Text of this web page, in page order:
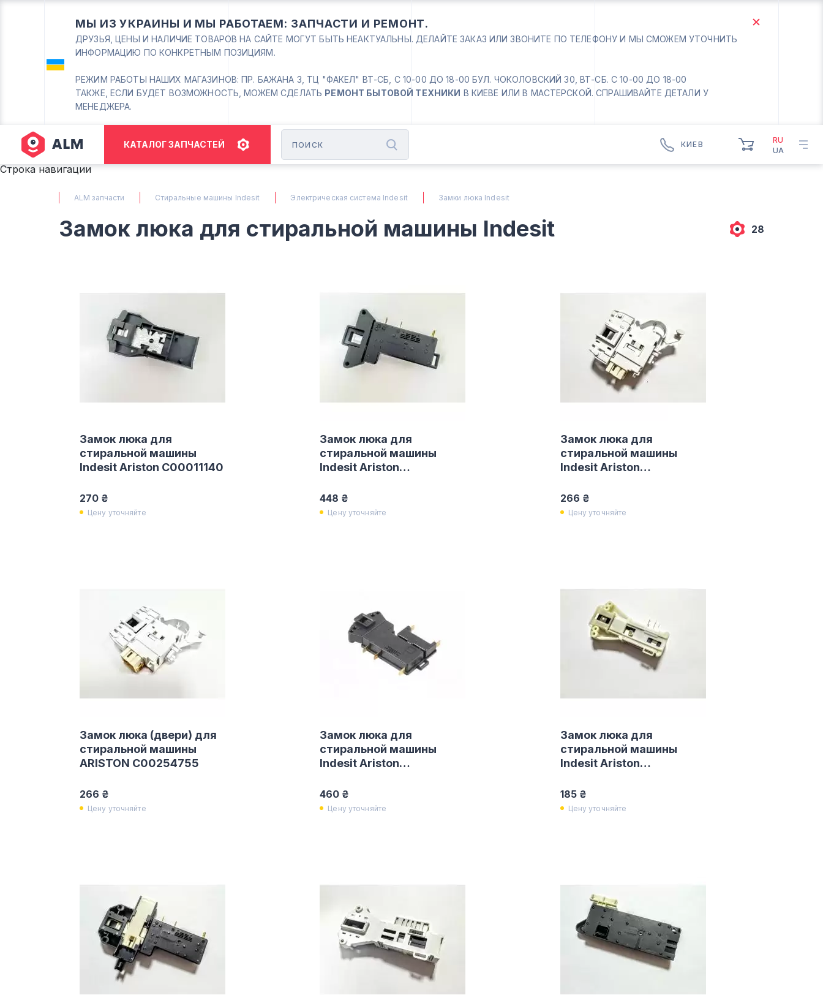
МЫ ИЗ УКРАИНЫ И МЫ РАБОТАЕМ: ЗАПЧАСТИ И РЕМОНТ.
ДРУЗЬЯ, ЦЕНЫ И НАЛИЧИЕ ТОВАРОВ НА САЙТЕ МОГУТ БЫТЬ НЕАКТУАЛЬНЫ. ДЕЛАЙТЕ ЗАКАЗ ИЛИ ЗВОНИТЕ ПО ТЕЛЕФОНУ И МЫ СМОЖЕМ УТОЧНИТЬ
ИНФОРМАЦИЮ ПО КОНКРЕТНЫМ ПОЗИЦИЯМ.
РЕЖИМ РАБОТЫ НАШИХ МАГАЗИНОВ: ПР. БАЖАНА 3, ТЦ "ФАКЕЛ" ВТ-СБ, С 10-00 ДО 18-00 БУЛ. ЧОКОЛОВСКИЙ 30, ВТ-СБ. С 10-00 ДО 18-00
ТАКЖЕ, ЕСЛИ БУДЕТ ВОЗМОЖНОСТЬ, МОЖЕМ СДЕЛАТЬ РЕМОНТ БЫТОВОЙ ТЕХНИКИ В КИЕВЕ ИЛИ В МАСТЕРСКОЙ. СПРАШИВАЙТЕ ДЕТАЛИ У
МЕНЕДЖЕРА.
КАТАЛОГ ЗАПЧАСТЕЙ КИЕВ
(044) 223 32 81
КАРТА
М. ХАРЬКОВСКАЯ - ВТ-СБ,
С 10-00 ДО 18-00
(067) 385 27 70
(063) 527 27 00
RU
UA
Строка навигации
ALM запчасти Стиральные машины Indesit Электрическая система Indesit Замки люка Indesit
Замок люка для стиральной машины Indesit 28
Замок люка для
стиральной машины
Indesit Ariston C00011140
270 ₴
Цену уточняйте
Замок люка для
стиральной машины
Indesit Ariston
448 ₴
Цену уточняйте
Замок люка для
стиральной машины
Indesit Ariston
266 ₴
Цену уточняйте
Замок люка (двери) для
стиральной машины
ARISTON C00254755
266 ₴
Цену уточняйте
Замок люка для
стиральной машины
Indesit Ariston
460 ₴
Цену уточняйте
Замок люка для
стиральной машины
Indesit Ariston
185 ₴
Цену уточняйте